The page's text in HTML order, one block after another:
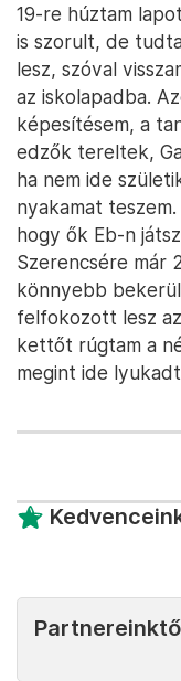
19-re húztam
is szorult, de
lesz, szóval
az iskolapadba.
képesítésem, a
edzők tereltek,
ha nem ide
nyakamat
hogy ők Eb-n
Szerencsére már
könnyebb
felfokozott lesz
kettőt rúgtam a
megint ide